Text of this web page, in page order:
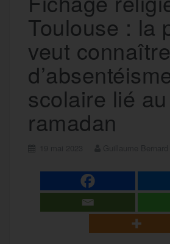
Toulouse : la
veut
scolaire lié au
ramadan